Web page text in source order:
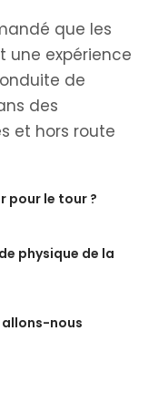
que les
une expérience
de
des
et hors route
pour le tour ?
physique de la
nous